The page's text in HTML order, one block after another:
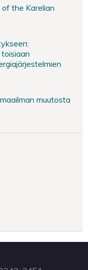
the Karelian
muutosta